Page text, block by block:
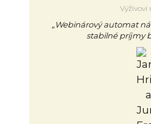
Výživoví
„Webinárový automat
stabilné príjmy